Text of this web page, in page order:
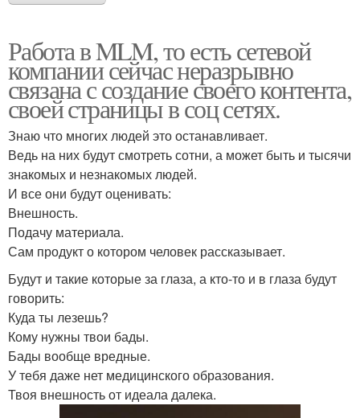
Работа в MLM, то есть сетевой
компании сейчас неразрывно
связана с создание своего контента,
своей страницы в соц сетях.
Знаю что многих людей это останавливает.
Ведь на них будут смотреть сотни, а может быть и тысячи
знакомых и незнакомых людей.
И все они будут оценивать:
Внешность.
Подачу материала.
Сам продукт о котором человек рассказывает.
Будут и такие которые за глаза, а кто-то и в глаза будут
говорить:
Куда ты лезешь?
Кому нужны твои бады.
Бады вообще вредные.
У тебя даже нет медицинского образования.
Твоя внешность от идеала далека.